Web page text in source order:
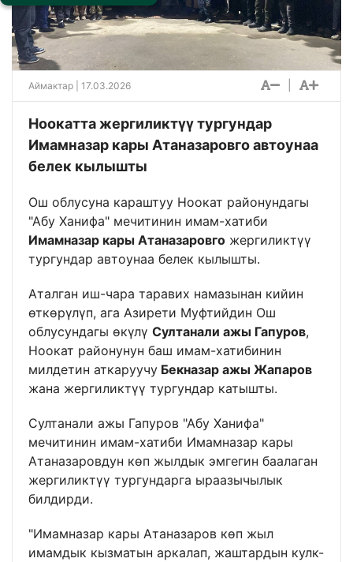
Аймактар | 17.03.2026
Ноокатта жергиликтүү тургундар
Имамназар кары Атаназаровго автоунаа
белек кылышты
Ош облусуна караштуу Ноокат районундагы
"Абу Ханифа" мечитинин имам-хатиби
Имамназар кары Атаназаровго жергиликтүү
тургундар автоунаа белек кылышты.
Аталган иш-чара таравих намазынан кийин
өткөрүлүп, ага Азирети Муфтийдин Ош
облусундагы өкүлү Султанали ажы Гапуров,
Ноокат районунун баш имам-хатибинин
милдетин аткаруучу Бекназар ажы Жапаров
жана жергиликтүү тургундар катышты.
Султанали ажы Гапуров "Абу Ханифа"
мечитинин имам-хатиби Имамназар кары
Атаназаровдун көп жылдык эмгегин баалаган
жергиликтүү тургундарга ыраазычылык
билдирди.
"Имамназар кары Атаназаров көп жыл
имамдык кызматын аркалап, жаштардын кулк-